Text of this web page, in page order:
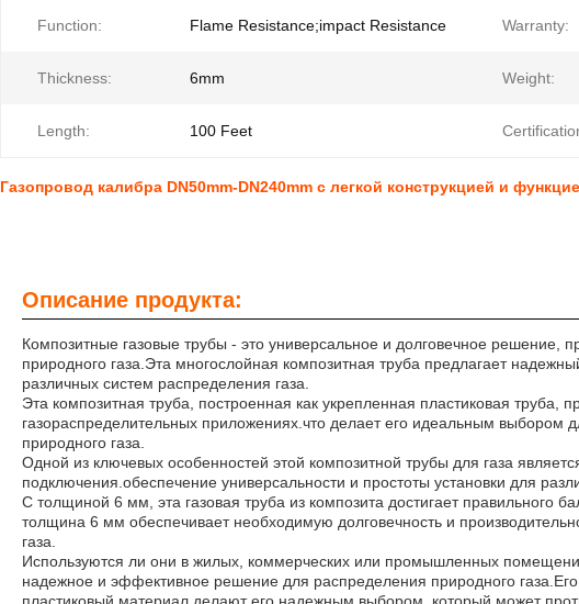
Function: Flame Resistance;impact Resistance Warranty:
Thickness: 6mm Weight:
Length: 100 Feet
Газопровод калибра DN50mm-DN240mm с легкой конструкцией и
Описание продукта:
Композитные газовые трубы - это универсальное и долговечное решение,
природного газа.Эта многослойная композитная труба предлагает
различных систем распределения газа.
Эта композитная труба, построенная как укрепленная пластиковая труба,
газораспределительных приложениях.что делает его идеальным выбором
природного газа.
Одной из ключевых особенностей этой композитной трубы для газа
подключения.обеспечение универсальности и простоты установки для
С толщиной 6 мм, эта газовая труба из композита достигает правильного
толщина 6 мм обеспечивает необходимую долговечность и
газа.
Используются ли они в жилых, коммерческих или промышленных
надежное и эффективное решение для распределения природного